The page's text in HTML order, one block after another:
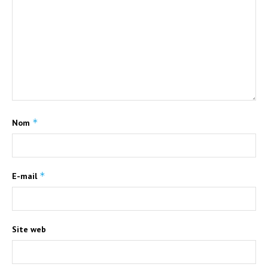
Nom *
E-mail *
Site web